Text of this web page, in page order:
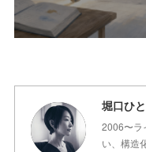
堀口ひ
2006〜ラ
い、構造